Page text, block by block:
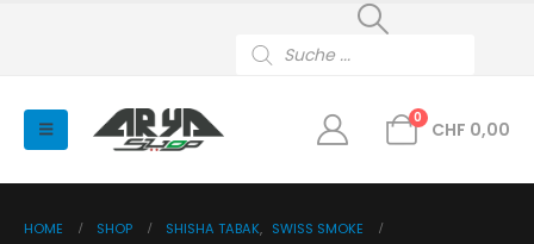
search
0
CHF 0,00
HOME SHOP SHISHA TABAK, SWISS SMOKE